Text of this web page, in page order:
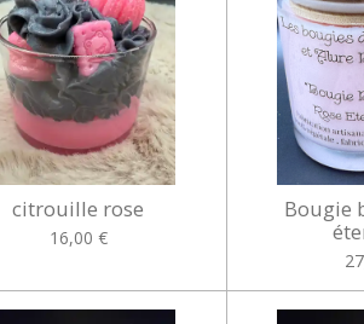
citrouille rose
16,00 €
Bougie